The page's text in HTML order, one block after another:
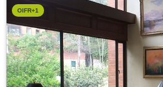
OIFR+1